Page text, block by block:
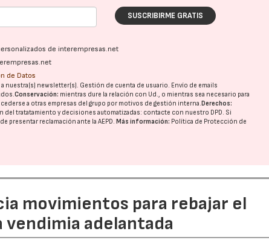
SUSCRIBIRME GRATIS
de interempresas.net
de Datos
nuestra(s) newsletter(s). Gestión de cuenta de usuario. Envío de emails
Conservación: mientras dure la relación con Ud., o mientras sea necesario para
a otras empresas del grupo por motivos de gestión interna.Derechos:
tratatamiento y decisiones automatizadas: contacte con nuestro DPD. Si
presentar reclamación ante laAEPD.Más información: Política de Protección de
movimientos para rebajar el
vendimia adelantada